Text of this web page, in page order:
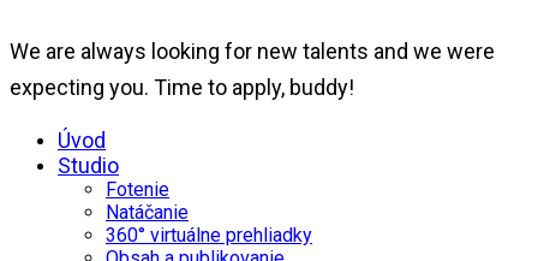
We are always looking for new talents and we were
expecting you. Time to apply, buddy!
Úvod
Studio
Fotenie
Natáčanie
360° virtuálne prehliadky